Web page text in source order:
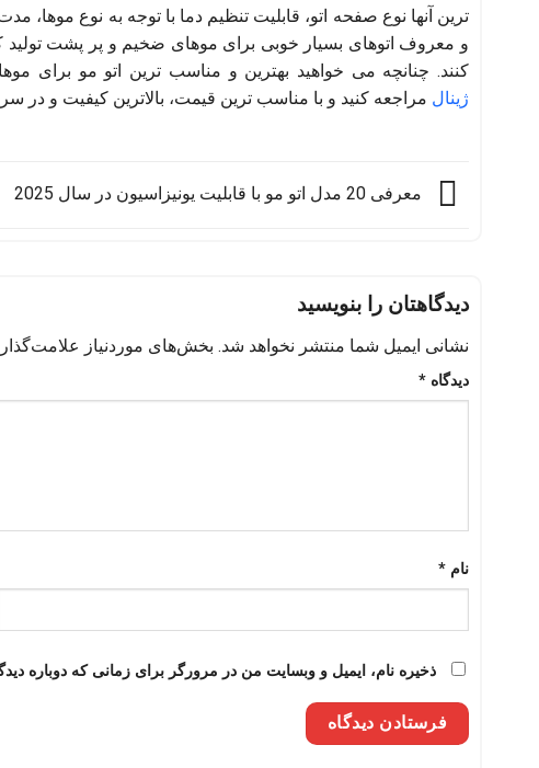
ترین آنها نوع صفحه اتو، قابلیت تنظیم دما با توجه به نوع
و معروف اتوهای بسیار خوبی برای موهای ضخیم و پر پشت تولید
کنند. چنانچه می خواهید بهترین و مناسب ترین اتو مو برای
ژینال مراجعه کنید و با مناسب ترین قیمت، بالاترین کیفیت و در
معرفی 20 مدل اتو مو با قابلیت یونیزاسیون در سال 2025
دیدگاهتان را بنویسید
نشانی ایمیل شما منتشر نخواهد شد. بخش‌های موردنیاز
دیدگاه *
نام *
ذخیره نام، ایمیل و وبسایت من در مرورگر برای زمانی که دوباره